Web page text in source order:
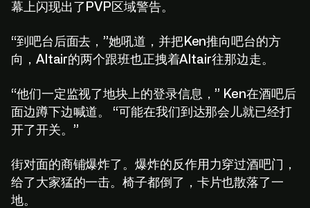
幕上闪现出了PVP区域警告。
“到吧台后面去，”她吼道，并把Ken推向吧台的方
向，Altair的两个跟班也正拽着Altair往那边走。
“他们一定监视了地块上的登录信息，” Ken在酒吧后
面边蹲下边喊道。 “可能在我们到达那会儿就已经打
开了开关。”
街对面的商铺爆炸了。爆炸的反作用力穿过酒吧门，
给了大家猛的一击。椅子都倒了，卡片也散落了一
地。